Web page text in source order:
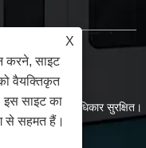
लिमिटेड सर्वाधिकार सुरक्षित।
गोपनीयता नीति
X
करने, साइट
वैयक्तिकृत
साइट का
से सहमत हैं।